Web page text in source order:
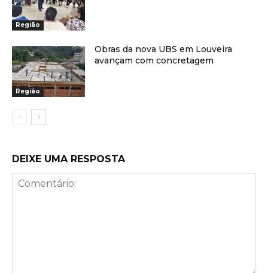
Região
Região
Obras da nova UBS em Louveira
avançam com concretagem
DEIXE UMA RESPOSTA